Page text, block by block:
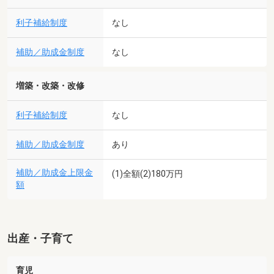
利子補給制度 なし
補助／助成金制度 なし
増築・改築・改修
利子補給制度 なし
補助／助成金制度 あり
補助／助成金上限金
額
(1)全額(2)180万円
出産・子育て
育児